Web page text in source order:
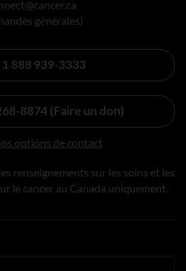
générales)
1 888 939-3333
8874 (Faire un don)
options de contact
renseignements sur les soins et les
le cancer au Canada uniquement.